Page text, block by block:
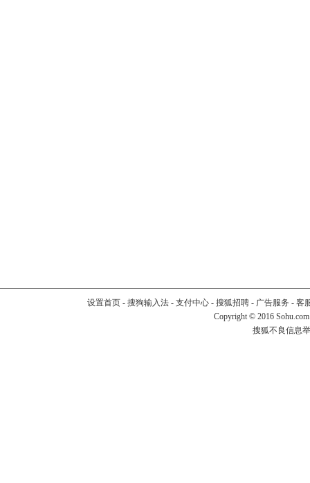
设置首页- 搜狗输入法- 支付中心- 搜狐招聘- 广告服务 - 客
Copyright © 2016
搜狐不良信息